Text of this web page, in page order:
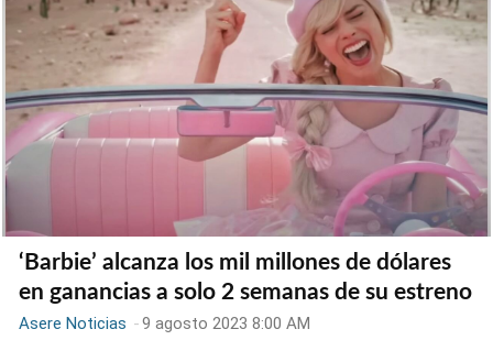
‘Barbie’ alcanza los mil millones de dólares
en ganancias a solo 2 semanas de su estreno
Asere Noticias -9 agosto 2023 8:00 AM